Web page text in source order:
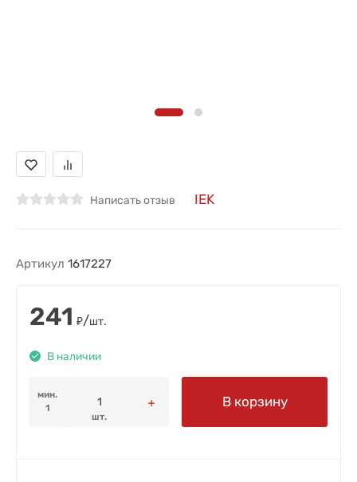
Написать отзыв IEK
Артикул 1617227
241 ₽/шт.
В наличии
мин.
1
шт.
В корзину